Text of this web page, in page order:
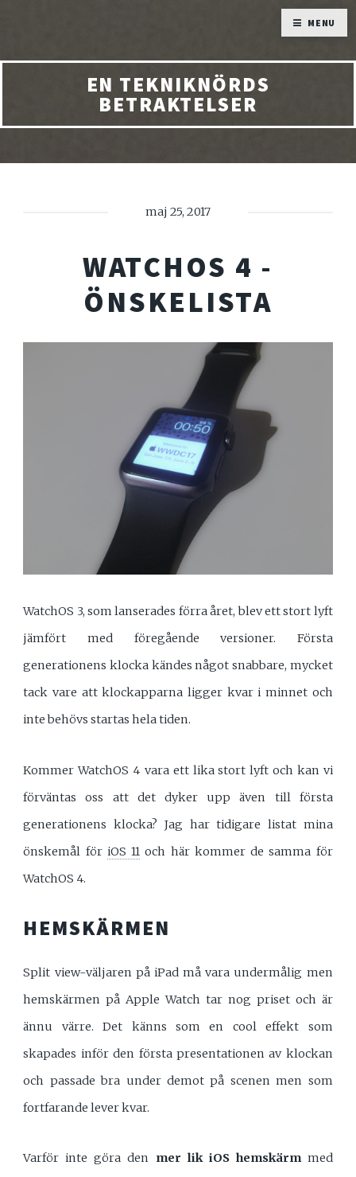
EN TEKNIKNÖRDS
BETRAKTELSER
maj 25, 2017
WATCHOS 4 -
ÖNSKELISTA
WatchOS 3, som lanserades förra året, blev ett stort lyft
jämfört med föregående versioner. Första
generationens klocka kändes något snabbare, mycket
tack vare att klockapparna ligger kvar i minnet och
inte behövs startas hela tiden.
Kommer WatchOS 4 vara ett lika stort lyft och kan vi
förväntas oss att det dyker upp även till första
generationens klocka? Jag har tidigare listat mina
önskemål för iOS 11 och här kommer de samma för
WatchOS 4.
HEMSKÄRMEN
Split view-väljaren på iPad må vara undermålig men
hemskärmen på Apple Watch tar nog priset och är
ännu värre. Det känns som en cool effekt som
skapades inför den första presentationen av klockan
och passade bra under demot på scenen men som
fortfarande lever kvar.
Varför inte göra den mer lik iOS hemskärmmed
MENU